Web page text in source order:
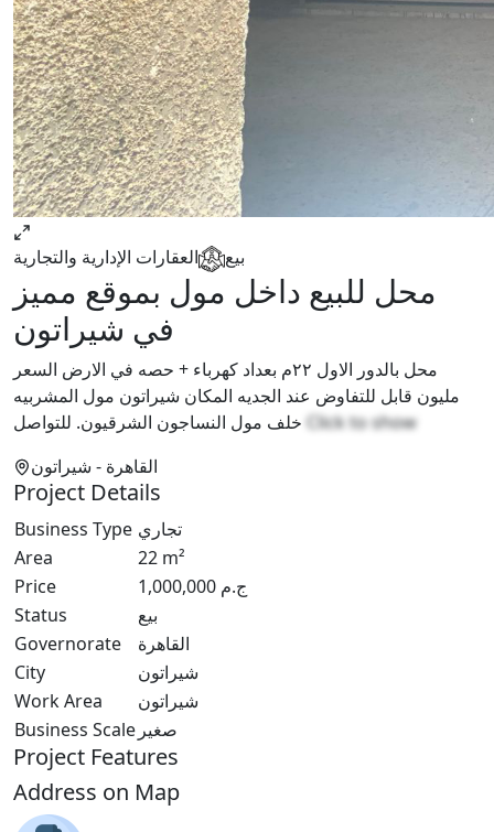
بيع العقارات الإدارية والتجارية
محل للبيع داخل مول بموقع مميز
في شيراتون
محل بالدور الاول ٢٢م بعداد كهرباء + حصه في الارض السعر
مليون قابل للتفاوض عند الجديه المكان شيراتون مول المشربيه
Click to show
القاهرة - شيراتون
Project Details
Business Type تجاري
Area
22 m²
Price
1,000,000 ج.م
Status
بيع
Governorate
القاهرة
City
شيراتون
Work Area
شيراتون
Business Scale صغير
Project Features
Address on Map